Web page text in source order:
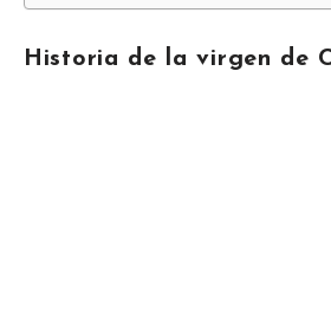
Historia de la virgen de